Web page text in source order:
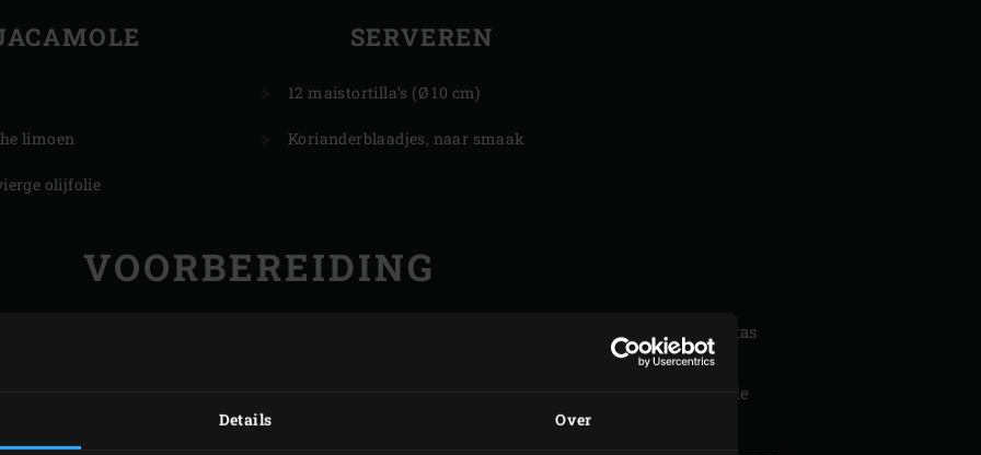
Details Over
limoen
olijfolie
SERVEREN
12 maistortilla’s (Ø 10 cm)
Korianderblaadjes, naar smaak
VOORBEREIDING
Green Egg aan en verwarm tot een temperatuur van 160 °C. Snijd intussen voor de carnitas
de rub en bestrooi het buikspek rondom met 4 eetlepels van de rub; bewaar de rest van de